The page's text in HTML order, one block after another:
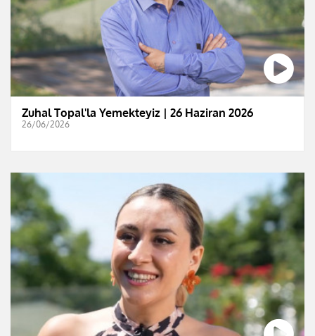
Zuhal Topal'la Yemekteyiz | 26 Haziran 2026
26/06/2026